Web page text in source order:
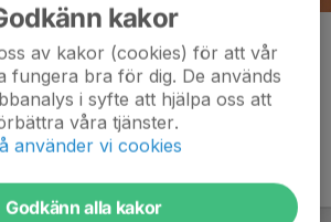
kakor
av kakor (cookies) för att vår
fungera bra för dig. De används
i syfte att hjälpa oss att
våra tjänster.
använder vi cookies
Godkänn alla kakor